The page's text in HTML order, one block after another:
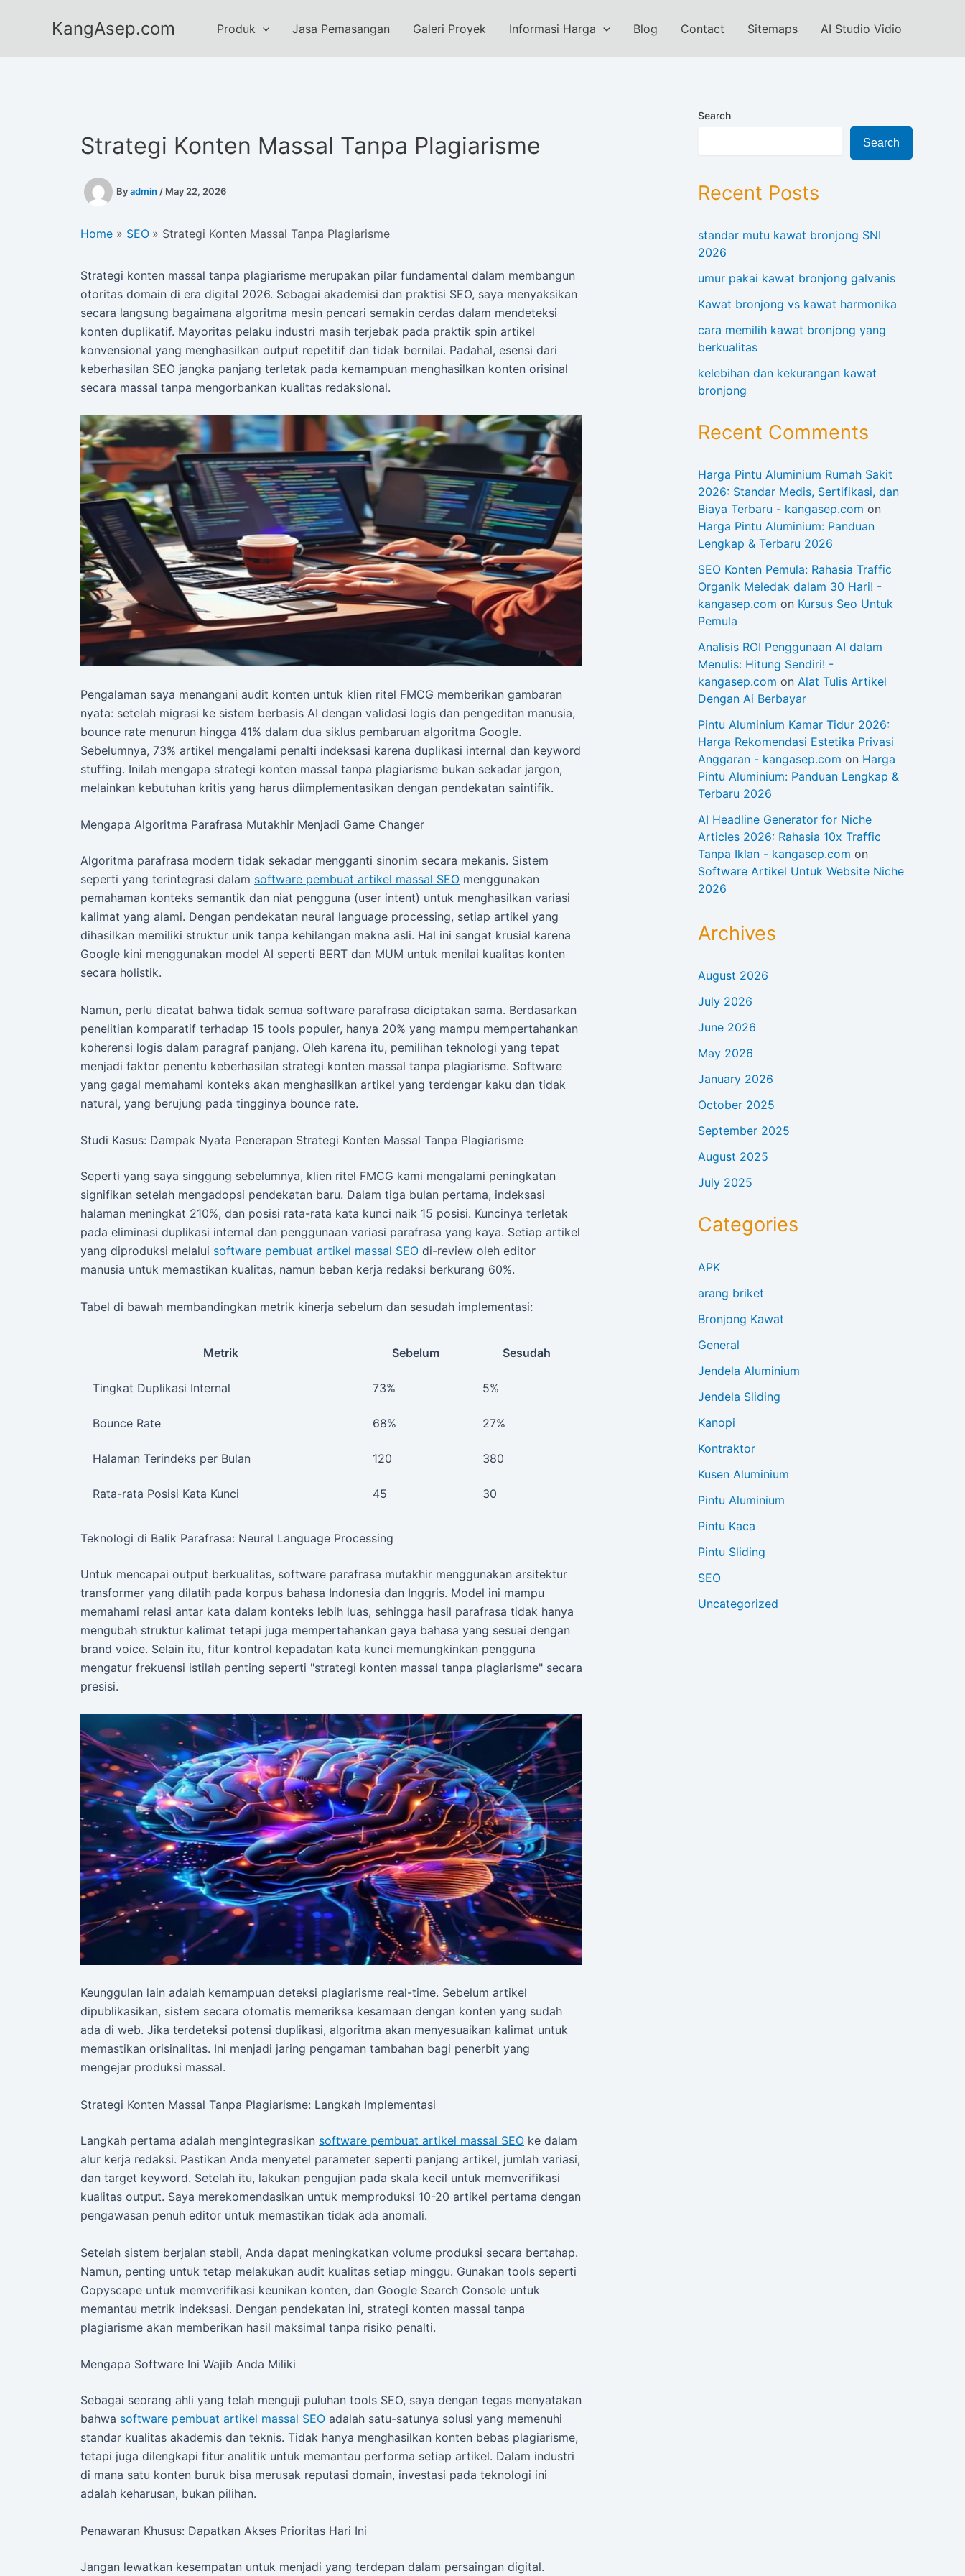
KangAsep.com Produk Jasa Pemasangan Galeri Proyek Informasi Harga Blog Contact Sitemaps AI Studio Vidio
Strategi Konten Massal Tanpa Plagiarisme
Byadmin / May 22, 2026
Home SEO Strategi Konten Massal Tanpa Plagiarisme
Strategi konten massal tanpa plagiarisme merupakan pilar fundamental dalam membangun
otoritas domain di era digital 2026. Sebagai akademisi dan praktisi SEO, saya menyaksikan
secara langsung bagaimana algoritma mesin pencari semakin cerdas dalam mendeteksi
konten duplikatif. Mayoritas pelaku industri masih terjebak pada praktik spin artikel
konvensional yang menghasilkan output repetitif dan tidak bernilai. Padahal, esensi dari
keberhasilan SEO jangka panjang terletak pada kemampuan menghasilkan konten orisinal
secara massal tanpa mengorbankan kualitas redaksional.
Pengalaman saya menangani audit konten untuk klien ritel FMCG memberikan gambaran
nyata: setelah migrasi ke sistem berbasis AI dengan validasi logis dan pengeditan manusia,
bounce rate menurun hingga 41% dalam dua siklus pembaruan algoritma Google.
Sebelumnya, 73% artikel mengalami penalti indeksasi karena duplikasi internal dan keyword
stuffing. Inilah mengapa strategi konten massal tanpa plagiarisme bukan sekadar jargon,
melainkan kebutuhan kritis yang harus diimplementasikan dengan pendekatan saintifik.
Mengapa Algoritma Parafrasa Mutakhir Menjadi Game Changer
Algoritma parafrasa modern tidak sekadar mengganti sinonim secara mekanis. Sistem
seperti yang terintegrasi dalam software pembuat artikel massal SEO menggunakan
pemahaman konteks semantik dan niat pengguna (user intent) untuk menghasilkan variasi
kalimat yang alami. Dengan pendekatan neural language processing, setiap artikel yang
dihasilkan memiliki struktur unik tanpa kehilangan makna asli. Hal ini sangat krusial karena
Google kini menggunakan model AI seperti BERT dan MUM untuk menilai kualitas konten
secara holistik.
Namun, perlu dicatat bahwa tidak semua software parafrasa diciptakan sama. Berdasarkan
penelitian komparatif terhadap 15 tools populer, hanya 20% yang mampu mempertahankan
koherensi logis dalam paragraf panjang. Oleh karena itu, pemilihan teknologi yang tepat
menjadi faktor penentu keberhasilan strategi konten massal tanpa plagiarisme. Software
yang gagal memahami konteks akan menghasilkan artikel yang terdengar kaku dan tidak
natural, yang berujung pada tingginya bounce rate.
Studi Kasus: Dampak Nyata Penerapan Strategi Konten Massal Tanpa Plagiarisme
Seperti yang saya singgung sebelumnya, klien ritel FMCG kami mengalami peningkatan
signifikan setelah mengadopsi pendekatan baru. Dalam tiga bulan pertama, indeksasi
halaman meningkat 210%, dan posisi rata-rata kata kunci naik 15 posisi. Kuncinya terletak
pada eliminasi duplikasi internal dan penggunaan variasi parafrasa yang kaya. Setiap artikel
yang diproduksi melalui software pembuat artikel massal SEO di-review oleh editor
manusia untuk memastikan kualitas, namun beban kerja redaksi berkurang 60%.
Tabel di bawah membandingkan metrik kinerja sebelum dan sesudah implementasi:
Metrik Sebelum Sesudah
Tingkat Duplikasi Internal 73% 5%
Bounce Rate 68% 27%
Halaman Terindeks per Bulan 120 380
Rata-rata Posisi Kata Kunci 45 30
Teknologi di Balik Parafrasa: Neural Language Processing
Untuk mencapai output berkualitas, software parafrasa mutakhir menggunakan arsitektur
transformer yang dilatih pada korpus bahasa Indonesia dan Inggris. Model ini mampu
memahami relasi antar kata dalam konteks lebih luas, sehingga hasil parafrasa tidak hanya
mengubah struktur kalimat tetapi juga mempertahankan gaya bahasa yang sesuai dengan
brand voice. Selain itu, fitur kontrol kepadatan kata kunci memungkinkan pengguna
mengatur frekuensi istilah penting seperti "strategi konten massal tanpa plagiarisme" secara
presisi.
Keunggulan lain adalah kemampuan deteksi plagiarisme real-time. Sebelum artikel
dipublikasikan, sistem secara otomatis memeriksa kesamaan dengan konten yang sudah
ada di web. Jika terdeteksi potensi duplikasi, algoritma akan menyesuaikan kalimat untuk
memastikan orisinalitas. Ini menjadi jaring pengaman tambahan bagi penerbit yang
mengejar produksi massal.
Strategi Konten Massal Tanpa Plagiarisme: Langkah Implementasi
Langkah pertama adalah mengintegrasikan software pembuat artikel massal SEO ke dalam
alur kerja redaksi. Pastikan Anda menyetel parameter seperti panjang artikel, jumlah variasi,
dan target keyword. Setelah itu, lakukan pengujian pada skala kecil untuk memverifikasi
kualitas output. Saya merekomendasikan untuk memproduksi 10-20 artikel pertama dengan
pengawasan penuh editor untuk memastikan tidak ada anomali.
Setelah sistem berjalan stabil, Anda dapat meningkatkan volume produksi secara bertahap.
Namun, penting untuk tetap melakukan audit kualitas setiap minggu. Gunakan tools seperti
Copyscape untuk memverifikasi keunikan konten, dan Google Search Console untuk
memantau metrik indeksasi. Dengan pendekatan ini, strategi konten massal tanpa
plagiarisme akan memberikan hasil maksimal tanpa risiko penalti.
Mengapa Software Ini Wajib Anda Miliki
Sebagai seorang ahli yang telah menguji puluhan tools SEO, saya dengan tegas menyatakan
bahwa software pembuat artikel massal SEO adalah satu-satunya solusi yang memenuhi
standar kualitas akademis dan teknis. Tidak hanya menghasilkan konten bebas plagiarisme,
tetapi juga dilengkapi fitur analitik untuk memantau performa setiap artikel. Dalam industri
di mana satu konten buruk bisa merusak reputasi domain, investasi pada teknologi ini
adalah keharusan, bukan pilihan.
Penawaran Khusus: Dapatkan Akses Prioritas Hari Ini
Jangan lewatkan kesempatan untuk menjadi yang terdepan dalam persaingan digital.
Search
Search
Recent Posts
standar mutu kawat bronjong SNI
2026
umur pakai kawat bronjong galvanis
Kawat bronjong vs kawat harmonika
cara memilih kawat bronjong yang
berkualitas
kelebihan dan kekurangan kawat
bronjong
Recent Comments
Harga Pintu Aluminium Rumah Sakit
2026: Standar Medis, Sertifikasi, dan
Biaya Terbaru - kangasep.com on
Harga Pintu Aluminium: Panduan
Lengkap & Terbaru 2026
SEO Konten Pemula: Rahasia Traffic
Organik Meledak dalam 30 Hari! -
kangasep.com on Kursus Seo Untuk
Pemula
Analisis ROI Penggunaan AI dalam
Menulis: Hitung Sendiri! -
kangasep.com on Alat Tulis Artikel
Dengan Ai Berbayar
Pintu Aluminium Kamar Tidur 2026:
Harga Rekomendasi Estetika Privasi
Anggaran - kangasep.com on Harga
Pintu Aluminium: Panduan Lengkap &
Terbaru 2026
AI Headline Generator for Niche
Articles 2026: Rahasia 10x Traffic
Tanpa Iklan - kangasep.com on
Software Artikel Untuk Website Niche
2026
Archives
August 2026
July 2026
June 2026
May 2026
January 2026
October 2025
September 2025
August 2025
July 2025
Categories
APK
arang briket
Bronjong Kawat
General
Jendela Aluminium
Jendela Sliding
Kanopi
Kontraktor
Kusen Aluminium
Pintu Aluminium
Pintu Kaca
Pintu Sliding
SEO
Uncategorized